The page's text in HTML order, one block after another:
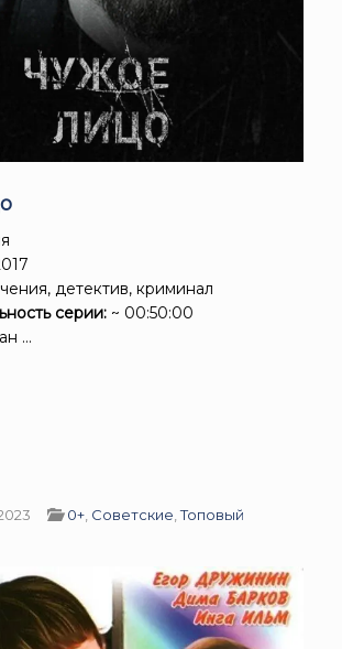
детектив, криминал
серии: ~ 00:50:00
...
0+ Советские ,Топовый